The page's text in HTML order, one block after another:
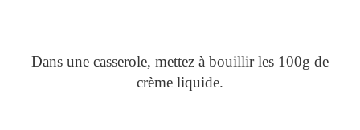
Dans une casserole, mettez à bouillir les 100g de
crème liquide.